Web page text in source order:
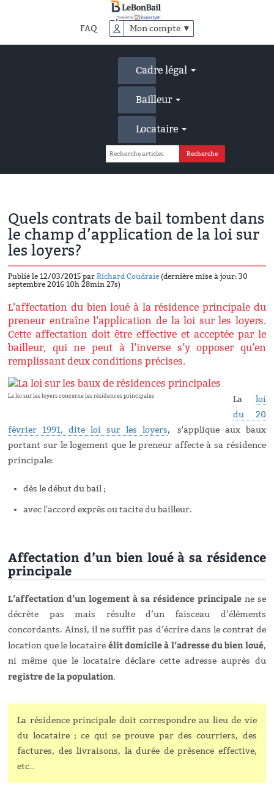
FAQ Mon compte ▼
Cadre légal
Bailleur
Locataire
Quels contrats de bail tombent dans
le champ d’application de la loi sur
les loyers?
Publié le 12/03/2015 parRichard Coudraie (dernière mise à jour: 30
septembre 2016 10h 28min 27s)
L’affectation du bien loué à la résidence principale du
preneur entraîne l’application de la loi sur les loyers.
Cette affectation doit être effective et acceptée par le
bailleur, qui ne peut à l’inverse s’y opposer qu’en
remplissant deux conditions précises.
La loi sur les loyers concerne les résidences principales La loi
du 20
février 1991, dite loi sur les loyers, s'applique aux baux
portant sur le logement que le preneur affecte à sa résidence
principale:
dès le début du bail ;
avec l'accord exprès ou tacite du bailleur.
Affectation d’un bien loué à sa résidence
principale
L’affectation d’un logement à sa résidence principale ne se
décrète pas mais résulte d’un faisceau d’éléments
concordants. Ainsi, il ne suffit pas d’écrire dans le contrat de
location que le locataire élit domicile à l’adresse du bien loué,
ni même que le locataire déclare cette adresse auprès du
registre de la population.
La résidence principale doit correspondre au lieu de vie
du locataire ; ce qui se prouve par des courriers, des
factures, des livraisons, la durée de présence effective,
etc…